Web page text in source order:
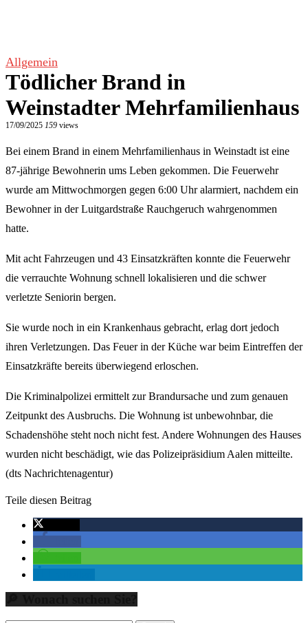
Allgemein
Tödlicher Brand in
Weinstadter Mehrfamilienhaus
17/09/2025 159 views
Bei einem Brand in einem Mehrfamilienhaus in Weinstadt ist eine
87-jährige Bewohnerin ums Leben gekommen. Die Feuerwehr
wurde am Mittwochmorgen gegen 6:00 Uhr alarmiert, nachdem ein
Bewohner in der Luitgardstraße Rauchgeruch wahrgenommen
hatte.
Mit acht Fahrzeugen und 43 Einsatzkräften konnte die Feuerwehr
die verrauchte Wohnung schnell lokalisieren und die schwer
verletzte Seniorin bergen.
Sie wurde noch in ein Krankenhaus gebracht, erlag dort jedoch
ihren Verletzungen. Das Feuer in der Küche war beim Eintreffen der
Einsatzkräfte bereits überwiegend erloschen.
Die Kriminalpolizei ermittelt zur Brandursache und zum genauen
Zeitpunkt des Ausbruchs. Die Wohnung ist unbewohnbar, die
Schadenshöhe steht noch nicht fest. Andere Wohnungen des Hauses
wurden nicht beschädigt, wie das Polizeipräsidium Aalen mitteilte.
(dts Nachrichtenagentur)
Teile diesen Beitrag